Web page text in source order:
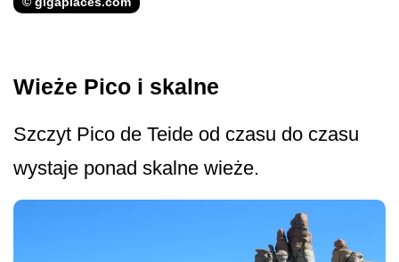
Wieże Pico i skalne
Szczyt Pico de Teide od czasu do czasu
wystaje ponad skalne wieże.